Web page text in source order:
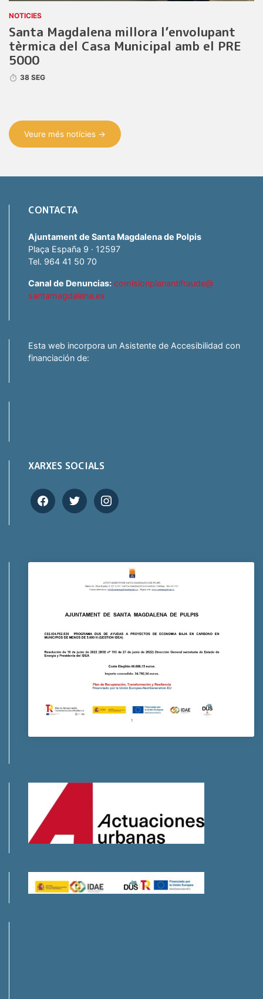
NOTICIES
Santa Magdalena millora l’envolupant
tèrmica del Casa Municipal amb el PRE
5000
38 SEG
Veure més notícies →
CONTACTA
Ajuntament de Santa Magdalena de Polpis
Plaça España 9 · 12597
Tel. 964 41 50 70
Canal de Denuncias: comisionplanantifraude@
santamagdalena.es
Esta web incorpora un Asistente de Accesibilidad con
financiación de:
XARXES SOCIALS
facebooktwitter instagram